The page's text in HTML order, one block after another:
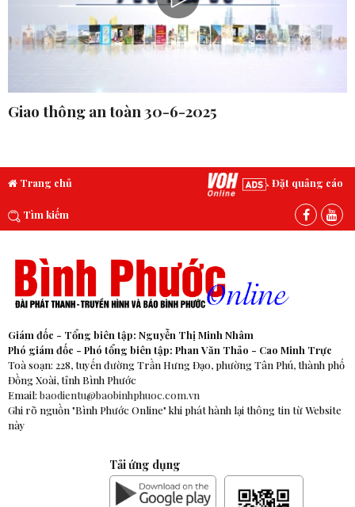
Giao thông an toàn 30-6-2025
Trang chủ Đặt quảng cáo
Tìm kiếm
Giám đốc - Tổng biên tập: Nguyễn Thị Minh Nhâm
Phó giám đốc - Phó tổng biên tập: Phan Văn Thảo - Cao Minh Trực
Toà soạn: 228, tuyến đường Trần Hưng Đạo, phường Tân Phú, thành phố
Đồng Xoài, tỉnh Bình Phước
Email: baodientu@baobinhphuoc.com.vn
Ghi rõ nguồn "Bình Phước Online" khi phát hành lại thông tin từ Website
này
Tải ứng dụng